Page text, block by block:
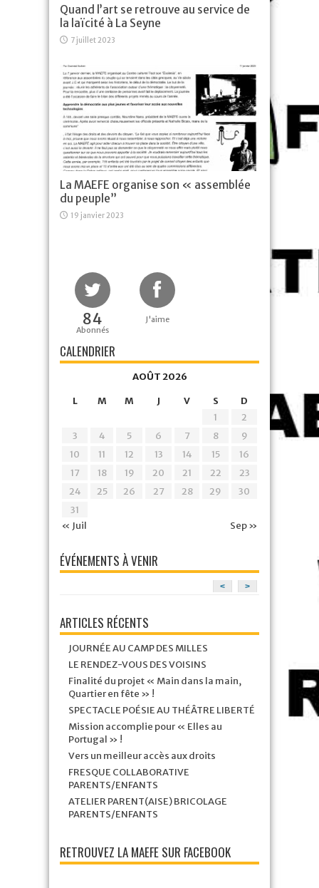
Quand l’art se retrouve au service de
la laïcité à La Seyne
7 juillet 2023
La MAEFE organise son « assemblée
du peuple”
19 janvier 2023
84
Abonnés
J'aime
CALENDRIER
AOÛT 2026
L
M M J V S
D
1
2
3
4 5 6 7 8
9
10
11 12 13 14 15
16
17
18 19 20 21 22
23
24
25 26 27 28 29
30
31
« Juil
Sep »
ÉVÉNEMENTS À VENIR
< >
ARTICLES RÉCENTS
JOURNÉE AU CAMP DES MILLES
LE RENDEZ-VOUS DES VOISINS
Finalité du projet « Main dans la main,
Quartier en fête » !
SPECTACLE POÉSIE AU THÉÂTRE LIBERTÉ
Mission accomplie pour « Elles au
Portugal » !
Vers un meilleur accès aux droits
FRESQUE COLLABORATIVE
PARENTS/ENFANTS
ATELIER PARENT(AISE) BRICOLAGE
PARENTS/ENFANTS
RETROUVEZ LA MAEFE SUR FACEBOOK